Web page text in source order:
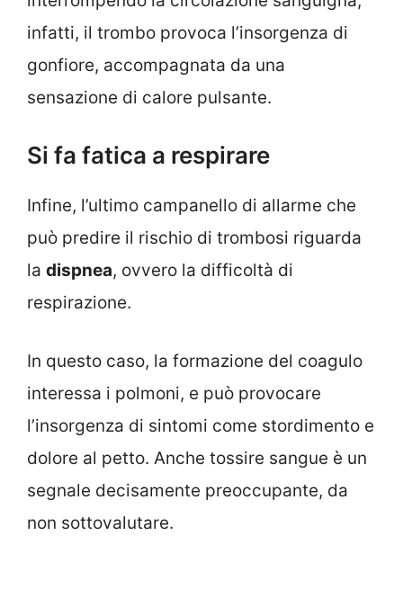
infatti, il trombo provoca l’insorgenza di
gonfiore, accompagnata da una
sensazione di calore pulsante.
Si fa fatica a respirare
Infine, l’ultimo campanello di allarme che
può predire il rischio di trombosi riguarda
la dispnea, ovvero la difficoltà di
respirazione.
In questo caso, la formazione del coagulo
interessa i polmoni, e può provocare
l’insorgenza di sintomi come stordimento e
dolore al petto. Anche tossire sangue è un
segnale decisamente preoccupante, da
non sottovalutare.